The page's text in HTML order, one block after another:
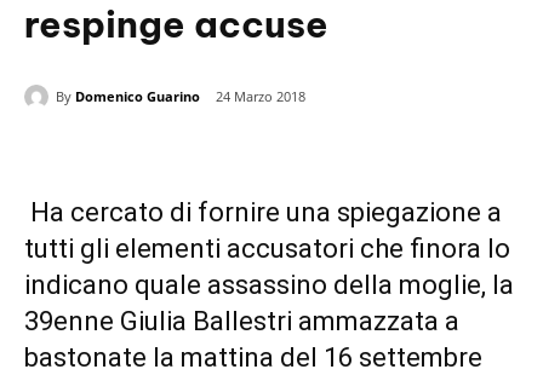
respinge accuse
By Domenico Guarino 24 Marzo 2018
Ha cercato di fornire una spiegazione a
tutti gli elementi accusatori che finora lo
indicano quale assassino della moglie, la
39enne Giulia Ballestri ammazzata a
bastonate la mattina del 16 settembre